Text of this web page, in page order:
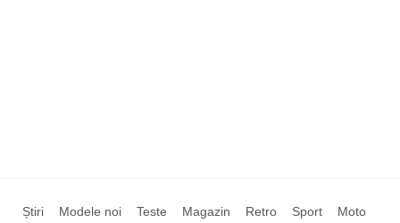
Știri Modele noi Teste Magazin Retro Sport Moto